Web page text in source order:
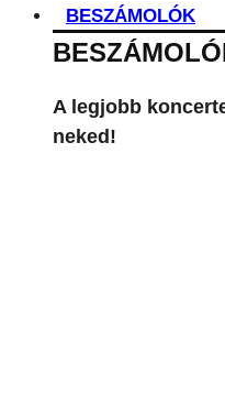
BESZÁMOLÓK
A legjobb
neked!